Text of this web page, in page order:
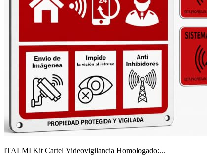
ITALMI Kit Cartel Videovigilancia Homologado:...